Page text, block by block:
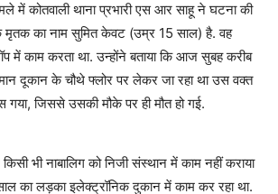
में कोतवाली थाना प्रभारी एस आर साहू ने घटना की
मृतक का नाम सुमित केवट (उम्र 15 साल) है. वह
में काम करता था. उन्होंने बताया कि आज सुबह करीब
दूकान के चौथे फ्लोर पर लेकर जा रहा था उस वक्त
जिससे उसकी मौके पर ही मौत हो गई.
भी नाबालिग को निजी संस्थान में काम नहीं कराया
का लड़का इलेक्ट्रॉनिक दुकान में काम कर रहा था.